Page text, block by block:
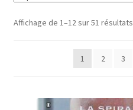
Affichage de 1–12 sur 51 résultats
1 2 3